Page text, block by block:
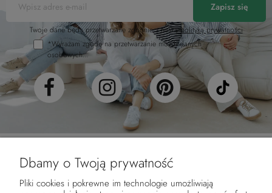
Zapisz się
Twoje dane będą przetwarzane zgodnie z nasząpolityką prywatności
*Wyrażam zgodę na przetwarzanie moich danych
osobowych...
Dbamy o Twoją prywatność
Pliki cookies i pokrewne im technologie umożliwiają